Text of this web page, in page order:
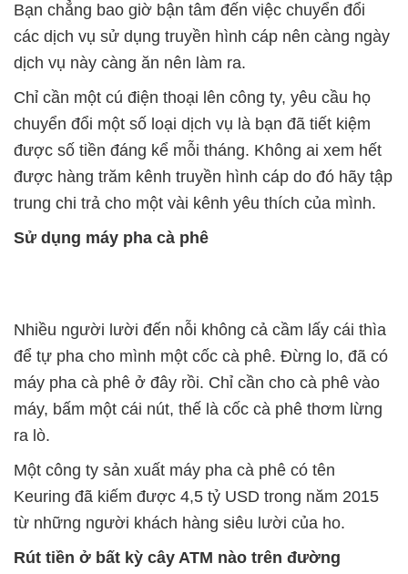
Bạn chẳng bao giờ bận tâm đến việc chuyển đổi
các dịch vụ sử dụng truyền hình cáp nên càng ngày
dịch vụ này càng ăn nên làm ra.
Chỉ cần một cú điện thoại lên công ty, yêu cầu họ
chuyển đổi một số loại dịch vụ là bạn đã tiết kiệm
được số tiền đáng kể mỗi tháng. Không ai xem hết
được hàng trăm kênh truyền hình cáp do đó hãy tập
trung chi trả cho một vài kênh yêu thích của mình.
Sử dụng máy pha cà phê
Nhiều người lười đến nỗi không cả cầm lấy cái thìa
để tự pha cho mình một cốc cà phê. Đừng lo, đã có
máy pha cà phê ở đây rồi. Chỉ cần cho cà phê vào
máy, bấm một cái nút, thế là cốc cà phê thơm lừng
ra lò.
Một công ty sản xuất máy pha cà phê có tên
Keuring đã kiếm được 4,5 tỷ USD trong năm 2015
từ những người khách hàng siêu lười của ho.
Rút tiền ở bất kỳ cây ATM nào trên đường